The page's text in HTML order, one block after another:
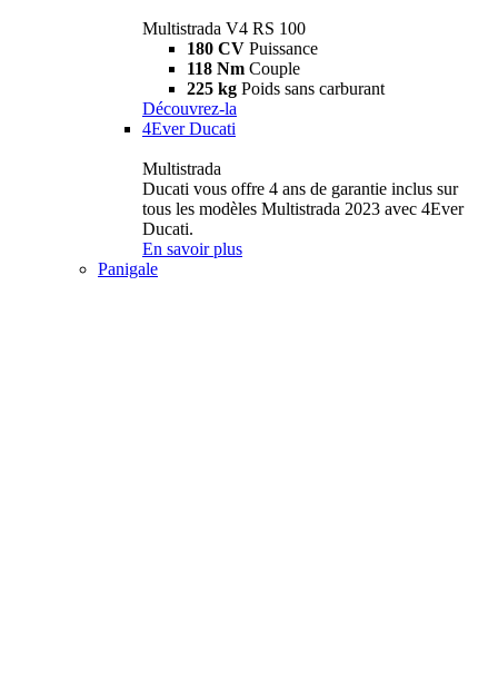
Multistrada V4 RS 100
180 CV Puissance
118 Nm Couple
225 kg Poids sans carburant
Découvrez-la
4Ever Ducati
Multistrada
Ducati vous offre 4 ans de garantie inclus sur
tous les modèles Multistrada 2023 avec 4Ever
Ducati.
En savoir plus
Panigale